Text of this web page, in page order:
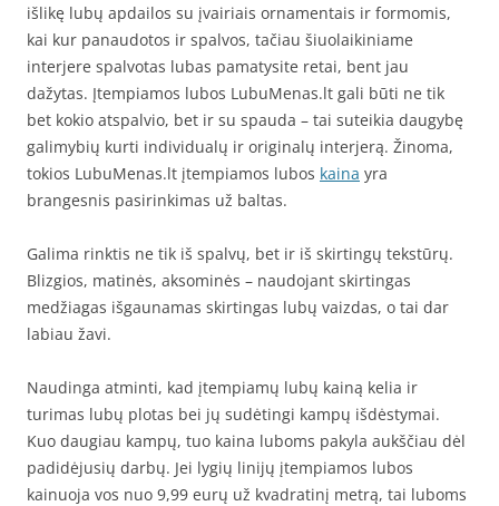
išlikę lubų apdailos su įvairiais ornamentais ir formomis,
kai kur panaudotos ir spalvos, tačiau šiuolaikiniame
interjere spalvotas lubas pamatysite retai, bent jau
dažytas. Įtempiamos lubos LubuMenas.lt gali būti ne tik
bet kokio atspalvio, bet ir su spauda – tai suteikia daugybę
galimybių kurti individualų ir originalų interjerą. Žinoma,
tokios LubuMenas.lt įtempiamos lubos kaina yra
brangesnis pasirinkimas už baltas.
Galima rinktis ne tik iš spalvų, bet ir iš skirtingų tekstūrų.
Blizgios, matinės, aksominės – naudojant skirtingas
medžiagas išgaunamas skirtingas lubų vaizdas, o tai dar
labiau žavi.
Naudinga atminti, kad įtempiamų lubų kainą kelia ir
turimas lubų plotas bei jų sudėtingi kampų išdėstymai.
Kuo daugiau kampų, tuo kaina luboms pakyla aukščiau dėl
padidėjusių darbų. Jei lygių linijų įtempiamos lubos
kainuoja vos nuo 9,99 eurų už kvadratinį metrą, tai luboms